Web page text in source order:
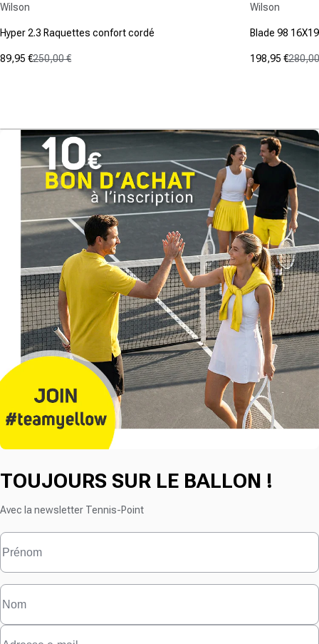
Wilson
Hyper 2.3 Raquettes confort cordé
Prix promotionnel
89,95 €
Prix normal
250,00 €
étoiles.
Wilson
Blade 98
Prix
198,95 €
Prix normal
étoiles.
35
avis
TOUJOURS SUR LE BALLON !
Avec la newsletter Tennis-Point